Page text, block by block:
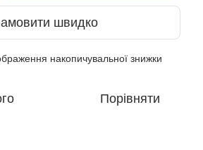
швидко
накопичувальної знижки
Порівняти